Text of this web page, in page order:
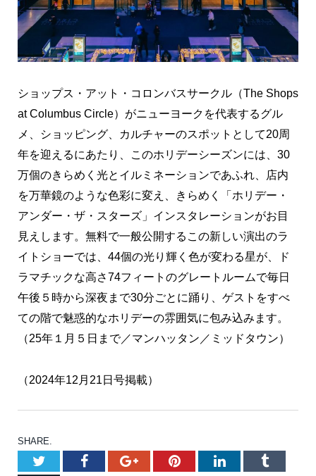
ショップス・アット・コロンバスサークル（The Shops
at Columbus Circle）がニューヨークを代表するグル
メ、ショッピング、カルチャーのスポットとして20周
年を迎えるにあたり、このホリデーシーズンには、30
万個のきらめく光とイルミネーションであふれ、店内
を万華鏡のような色彩に変え、きらめく「ホリデー・
アンダー・ザ・スターズ」インスタレーションがお目
見えします。無料で一般公開するこの新しい演出のラ
イトショーでは、44個の光り輝く色が変わる星が、ド
ラマチックな高さ74フィートのグレートルームで毎日
午後５時から深夜まで30分ごとに踊り、ゲストをすべ
ての階で魅惑的なホリデーの雰囲気に包み込みます。
（25年１月５日まで／マンハッタン／ミッドタウン）
（2024年12月21日号掲載）
SHARE.
TwitterFacebookGoogle+PinterestLinkedInTumblr